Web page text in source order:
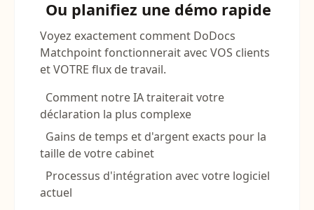
Ou planifiez une démo rapide
Voyez exactement comment DoDocs
Matchpoint fonctionnerait avec VOS clients
et VOTRE flux de travail.
Comment notre IA traiterait votre
déclaration la plus complexe
Gains de temps et d'argent exacts pour la
taille de votre cabinet
Processus d'intégration avec votre logiciel
actuel